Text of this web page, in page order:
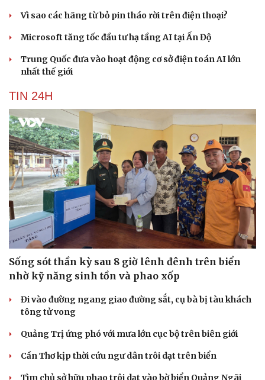
Vì sao các hãng từ bỏ pin tháo rời trên điện thoại?
Microsoft tăng tốc đầu tư hạ tầng AI tại Ấn Độ
Trung Quốc đưa vào hoạt động cơ sở điện toán AI lớn
nhất thế giới
TIN 24H
Sống sót thần kỳ sau 8 giờ lênh đênh trên biển
nhờ kỹ năng sinh tồn và phao xốp
Đi vào đường ngang giao đường sắt, cụ bà bị tàu khách
tông tử vong
Quảng Trị ứng phó với mưa lớn cục bộ trên biên giới
Cần Thơ kịp thời cứu ngư dân trôi dạt trên biển
Tìm chủ sở hữu phao trôi dạt vào bờ biển Quảng Ngãi